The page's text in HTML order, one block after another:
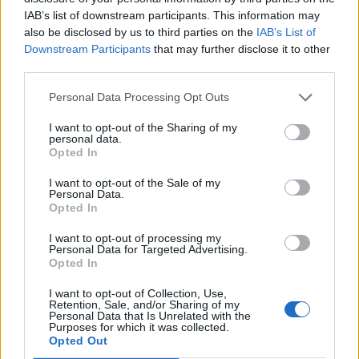
IAB’s list of downstream participants. This information may
also be disclosed by us to third parties on the IAB’s List of
Downstream Participants that may further disclose it to other
Personal Data Processing Opt Outs
I want to opt-out of the Sharing of my
personal data.
Opted In
I want to opt-out of the Sale of my
Personal Data.
Opted In
I want to opt-out of processing my
Personal Data for Targeted Advertising.
Opted In
I want to opt-out of Collection, Use,
Retention, Sale, and/or Sharing of my
Personal Data that Is Unrelated with the
Purposes for which it was collected.
Opted Out
κρίσιμη αυτή την πρωτοβουλία;
Η ίδρυση της Ακαδημίας Επαγγελματικής
Κατάρτισης Φαρμάκου, στην ειδικότητα του
Παρασκευαστή Φαρμάκων στην Τρίπολη,
κατάρτισης.
Για πρώτη φορά στην Ελλάδα ο παραγωγικός
τομέας, μέσω της ΠΕΦ, συμπράττει θεσμικά
μιας δομής επαγγελματικής κατάρτισης
πλήρως συνδεδεμένης με τις πραγματικές
ανάγκες της βιομηχανίας. Η Ακαδημία, με την
ειδικότητα του Παρασκευαστή Φαρμάκων, θα
λειτουργήσει τις επόμενες εβδομάδες στην